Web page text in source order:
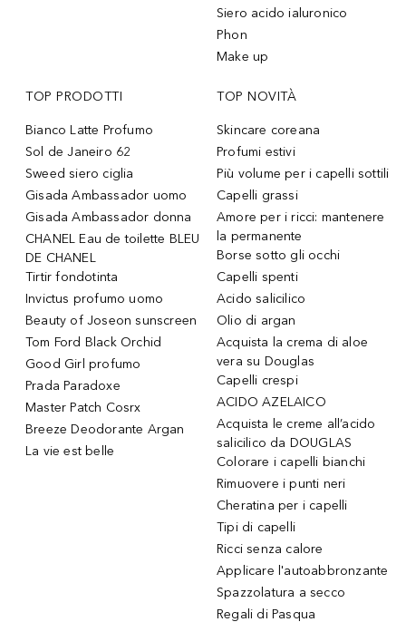
Siero acido ialuronico
Phon
Make up
TOP PRODOTTI
Bianco Latte Profumo
Sol de Janeiro 62
Sweed siero ciglia
Gisada Ambassador uomo
Gisada Ambassador donna
CHANEL Eau de toilette BLEU
DE CHANEL
Tirtir fondotinta
Invictus profumo uomo
Beauty of Joseon sunscreen
Tom Ford Black Orchid
Good Girl profumo
Prada Paradoxe
Master Patch Cosrx
Breeze Deodorante Argan
La vie est belle
TOP NOVITÀ
Skincare coreana
Profumi estivi
Più volume per i capelli sottili
Capelli grassi
Amore per i ricci: mantenere
la permanente
Borse sotto gli occhi
Capelli spenti
Acido salicilico
Olio di argan
Acquista la crema di aloe
vera su Douglas
Capelli crespi
ACIDO AZELAICO
Acquista le creme all’acido
salicilico da DOUGLAS
Colorare i capelli bianchi
Rimuovere i punti neri
Cheratina per i capelli
Tipi di capelli
Ricci senza calore
Applicare l'autoabbronzante
Spazzolatura a secco
Regali di Pasqua